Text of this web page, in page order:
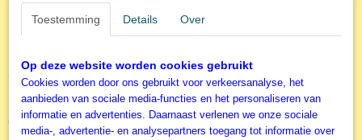
Schmidt Legpuzzel
Twee legpuzzels van de boekenserie Das Unkraudland van Stefan Seitz
De Koboldvrouw en De Nar met een klein leesboekje in het Duits
geschreven.
Toestemming Details Over
Op deze website worden cookies gebruikt
Cookies worden door ons gebruikt voor verkeersanalyse, het
aanbieden van sociale media-functies en het personaliseren van
informatie en advertenties. Daarnaast verlenen we onze sociale
media-, advertentie- en analysepartners toegang tot informatie over